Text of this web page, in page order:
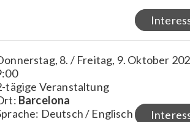
8. / Freitag, 9. Oktober
tägige Veranstaltung
Barcelona
Deutsch / Englisch